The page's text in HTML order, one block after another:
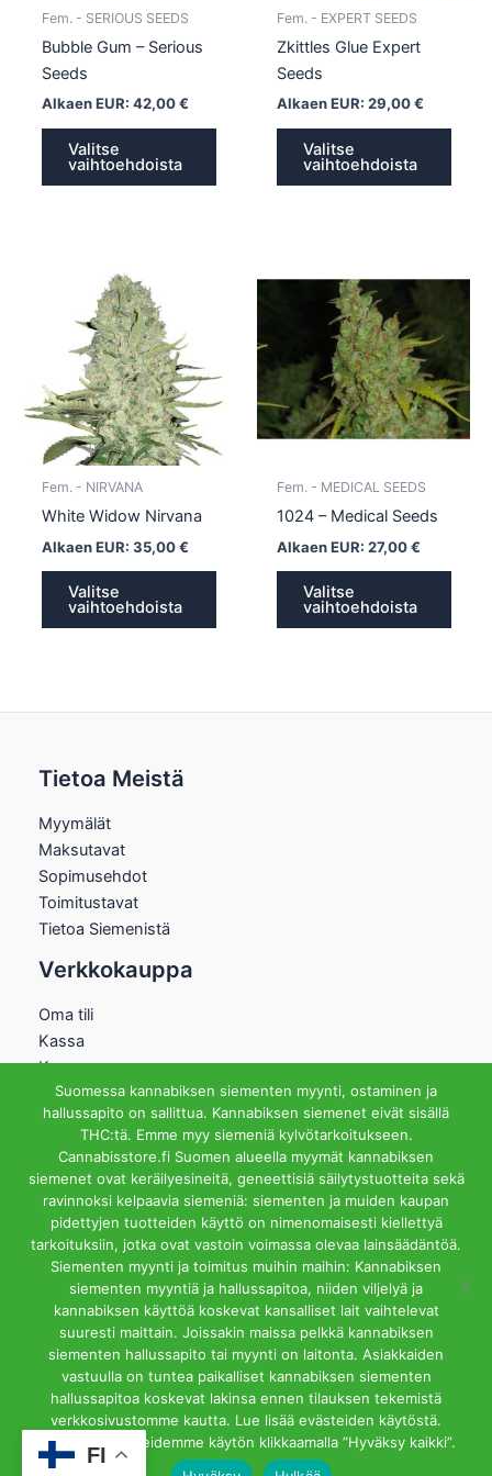
Fem. - SERIOUS SEEDS
Bubble Gum – Serious
Seeds
Alkaen EUR: 42,00€
Valitse
vaihtoehdoista
Fem. - EXPERT SEEDS
Zkittles Glue Expert
Seeds
Alkaen EUR: 29,00€
Valitse
vaihtoehdoista
Fem. - NIRVANA
White Widow Nirvana
Alkaen EUR: 35,00€
Valitse
vaihtoehdoista
useampi
muunnelma.
Voit
valinnat
Fem. - MEDICAL SEEDS
1024 – Medical Seeds
Alkaen EUR: 27,00€
Valitse
vaihtoehdoista
Voit
tehdä
Tietoa Meistä
Myymälät
Maksutavat
Sopimusehdot
Toimitustavat
Tietoa Siemenistä
Verkkokauppa
Oma tili
Kassa
Kauppa
Ostoskori
Helsingin Myymälä
Aukioloajat
Ma-Pe 12-18 La 12-15
Riihipellonkuja 3, 00390
Helsinki
info@cannabisstore.fi
Cannabisstore.fi | Kannabiksen Siemeniä Verkkokaupasta ja
Kivijalkamyymälästä. Helsinki
FI
Suomessa kannabiksen siementen myynti, ostaminen ja
hallussapito on sallittua. Kannabiksen siemenet eivät sisällä
THC:tä. Emme myy siemeniä kylvötarkoitukseen.
Cannabisstore.fi Suomen alueella myymät kannabiksen
siemenet ovat keräilyesineitä, geneettisiä säilytystuotteita sekä
ravinnoksi kelpaavia siemeniä: siementen ja muiden kaupan
pidettyjen tuotteiden käyttö on nimenomaisesti kiellettyä
tarkoituksiin, jotka ovat vastoin voimassa olevaa lainsäädäntöä.
Siementen myynti ja toimitus muihin maihin: Kannabiksen
siementen myyntiä ja hallussapitoa, niiden viljelyä ja
kannabiksen käyttöä koskevat kansalliset lait vaihtelevat
suuresti maittain. Joissakin maissa pelkkä kannabiksen
siementen hallussapito tai myynti on laitonta. Asiakkaiden
vastuulla on tuntea paikalliset kannabiksen siementen
hallussapitoa koskevat lakinsa ennen tilauksen tekemistä
verkkosivustomme kautta. Lue lisää evästeiden käytöstä.
Hyväksyt evästeidemme käytön klikkaamalla ”Hyväksy kaikki”.